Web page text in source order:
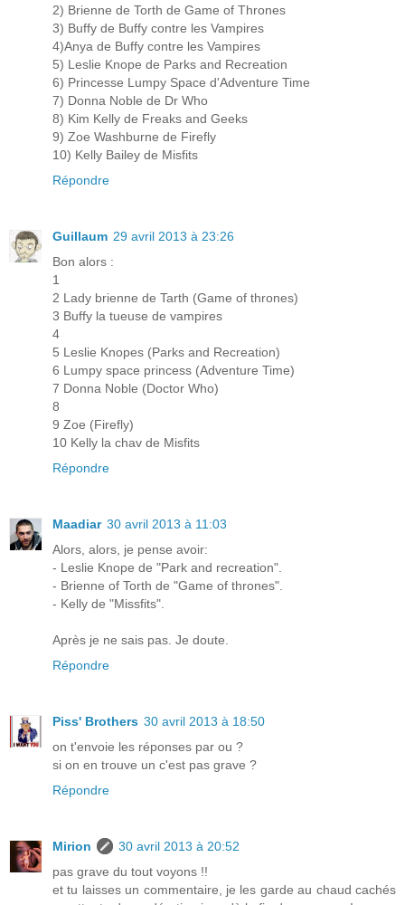
2) Brienne de Torth de Game of Thrones
3) Buffy de Buffy contre les Vampires
4)Anya de Buffy contre les Vampires
5) Leslie Knope de Parks and Recreation
6) Princesse Lumpy Space d'Adventure Time
7) Donna Noble de Dr Who
8) Kim Kelly de Freaks and Geeks
9) Zoe Washburne de Firefly
10) Kelly Bailey de Misfits
Répondre
Guillaum 29 avril 2013 à 23:26
Bon alors :
1
2 Lady brienne de Tarth (Game of thrones)
3 Buffy la tueuse de vampires
4
5 Leslie Knopes (Parks and Recreation)
6 Lumpy space princess (Adventure Time)
7 Donna Noble (Doctor Who)
8
9 Zoe (Firefly)
10 Kelly la chav de Misfits
Répondre
Maadiar 30 avril 2013 à 11:03
Alors, alors, je pense avoir:
- Leslie Knope de "Park and recreation".
- Brienne of Torth de "Game of thrones".
- Kelly de "Missfits".
Après je ne sais pas. Je doute.
Répondre
Piss' Brothers 30 avril 2013 à 18:50
on t'envoie les réponses par ou ?
si on en trouve un c'est pas grave ?
Répondre
Mirion
30 avril 2013 à 20:52
pas grave du tout voyons !!
et tu laisses un commentaire, je les garde au chaud cachés